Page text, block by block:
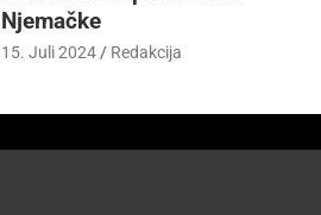
Njemačke
15. Juli 2024 Redakcija